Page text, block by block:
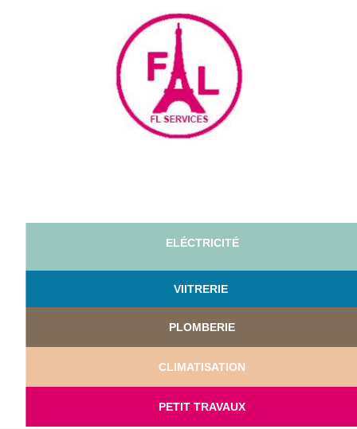
ELÉCTRICITÉ
VIITRERIE
PLOMBERIE
CLIMATISATION
PETIT TRAVAUX